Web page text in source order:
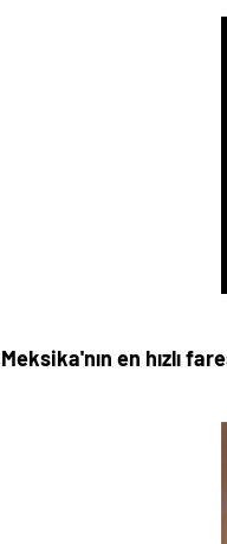
Meksika'nın en hızlı